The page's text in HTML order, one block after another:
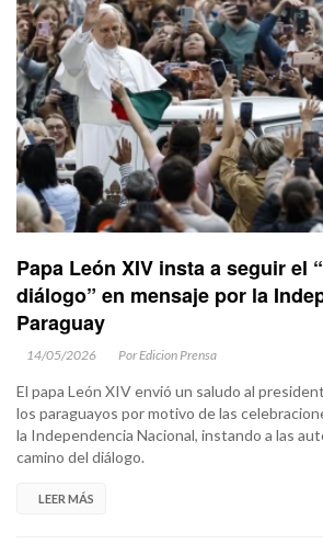
Papa León XIV insta a seguir el
diálogo” en mensaje por la
Paraguay
14/05/2026 Por Edicion Prensa
El papa León XIV envió un saludo al
los paraguayos por motivo de las
la Independencia Nacional, instando a las
camino del diálogo.
LEER MÁS